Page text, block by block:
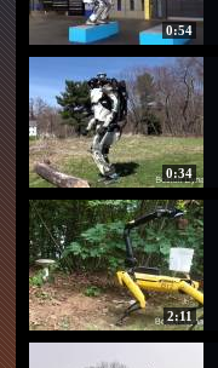
0:54
0:34
2:11